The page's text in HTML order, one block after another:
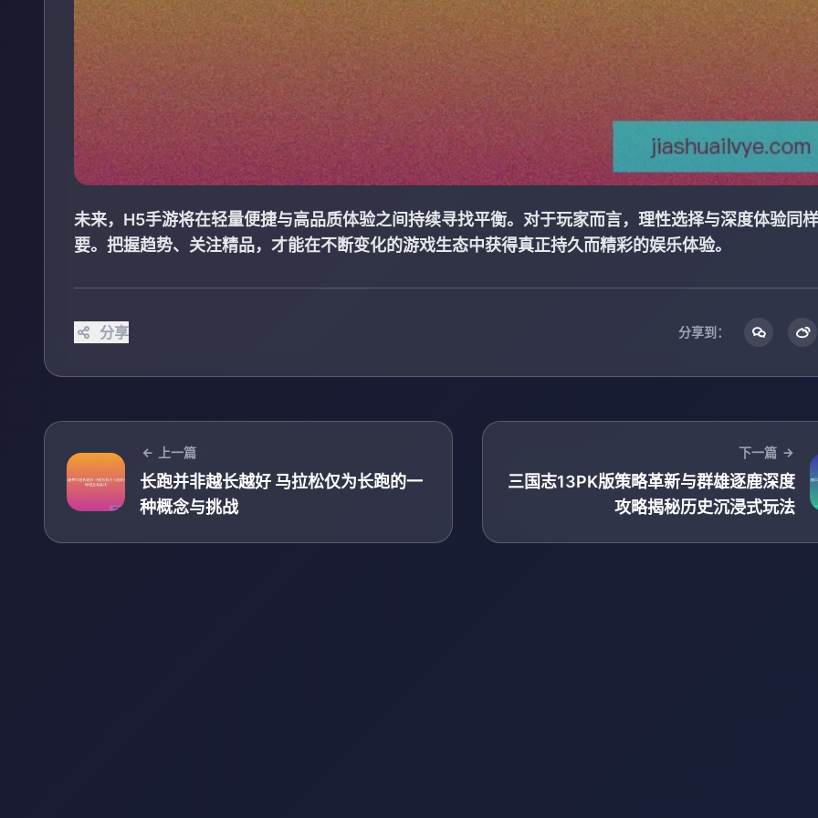
未来，H5手游将在轻量便捷与高品质体验之间持续寻找平衡。对于玩家而言，理性选择与深度体验同
要。把握趋势、关注精品，才能在不断变化的游戏生态中获得真正持久而精彩的娱乐体验。
分享 分享到：
上一篇
长跑并非越长越好 马拉松仅为长跑的一
种概念与挑战
下一篇
三国志13PK版策略革新与群雄逐鹿深度
攻略揭秘历史沉浸式玩法